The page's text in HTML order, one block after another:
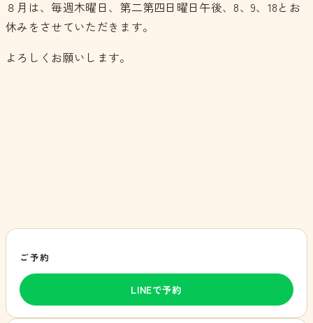
８月は、毎週木曜日、第二第四日曜日午後、8、9、18とお
休みをさせていただきます。
よろしくお願いします。
ご予約
LINEで予約